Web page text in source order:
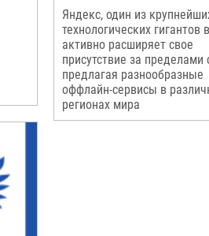
Яндекс, один из
технологических гигантов
активно расширяет свое
присутствие за пределами
предлагая разнообразные
оффлайн-сервисы в
регионах мира